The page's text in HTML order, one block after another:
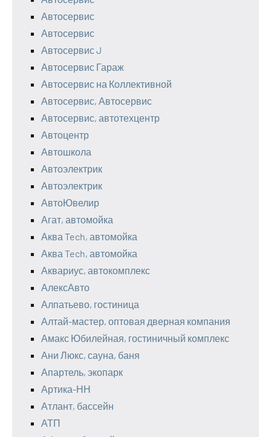
Автосервис
Автосервис
Автосервис J
Автосервис Гараж
Автосервис на Коллективной
Автосервис, Автосервис
Автосервис, автотехцентр
Автоцентр
Автошкола
Автоэлектрик
Автоэлектрик
АвтоЮвелир
Агат, автомойка
Аква Tech, автомойка
Аква Tech, автомойка
Аквариус, автокомплекс
АлексАвто
Алпатьево, гостиница
Алтай-мастер, оптовая дверная компания
Амакс Юбилейная, гостиничный комплекс
Ани Люкс, сауна, баня
Апартель, экопарк
Артика-НН
Атлант, бассейн
АТП